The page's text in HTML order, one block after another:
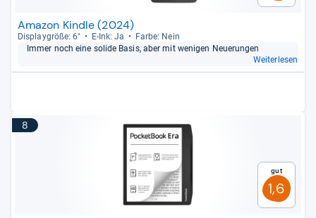
Amazon Kindle (2024)
Dis­play­größe: 6" E-​Ink: Ja
Farbe: Nein
Immer noch eine solide Basis, aber mit weni­gen Neue­run­gen
Weiterlesen
8
Gut
1,6